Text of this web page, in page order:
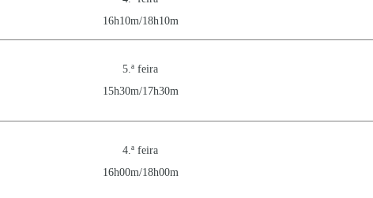
16h10m/18h10m
5.ª feira
15h30m/17h30m
4.ª feira
16h00m/18h00m